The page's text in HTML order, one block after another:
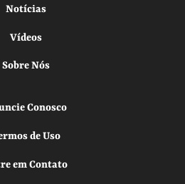
Notícias
Vídeos
Sobre Nós
Conosco
de Uso
em Contato